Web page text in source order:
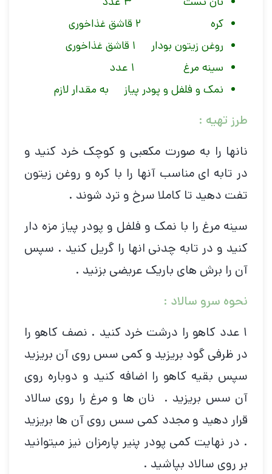
کره ۲ قاشق غذاخوری
روغن زیتون بودار ۱ قاشق غذاخوری
سینه مرغ ۱ عدد
نمک و فلفل و پودر پیاز به مقدار لازم
طرز تهیه :
نانها را به صورت مکعبی و کوچک خرد کنید و
در تابه ای مناسب آنها را با کره و روغن زیتون
تفت دهید تا کاملا سرخ و ترد شوند .
سینه مرغ را با نمک و فلفل و پودر پیاز مزه دار
کنید و در تابه چدنی انها را گریل کنید . سپس
آن را برش های باریک عریضی بزنید .
نحوه سرو سالاد :
۱ عدد کاهو را درشت خرد کنید . نصف کاهو را
در ظرفی گود بریزید و کمی سس روی آن بریزید
سپس بقیه کاهو را اضافه کنید و دوباره روی
آن سس بریزید . نان ها و مرغ را روی سالاد
قرار دهید و مجدد کمی سس روی آن ها بریزید
. در نهایت کمی پودر پنیر پارمزان نیز میتوانید
بر روی سالاد بپاشید .